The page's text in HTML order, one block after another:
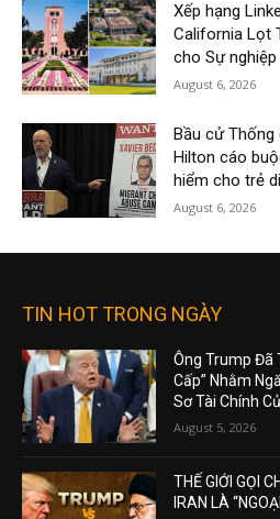
Xếp hạng
California Lọt
cho Sự nghiệp
August 6, 2026
Bầu cử Thống
Hilton cáo
hiểm cho trẻ
August 6, 2026
TIN HOT TRONG NGÀY
Ông Trump Đã
Cấp” Nhằm
Sơ Tài Chính
August 5, 2026
THẾ GIỚI GỌI
IRAN LÀ